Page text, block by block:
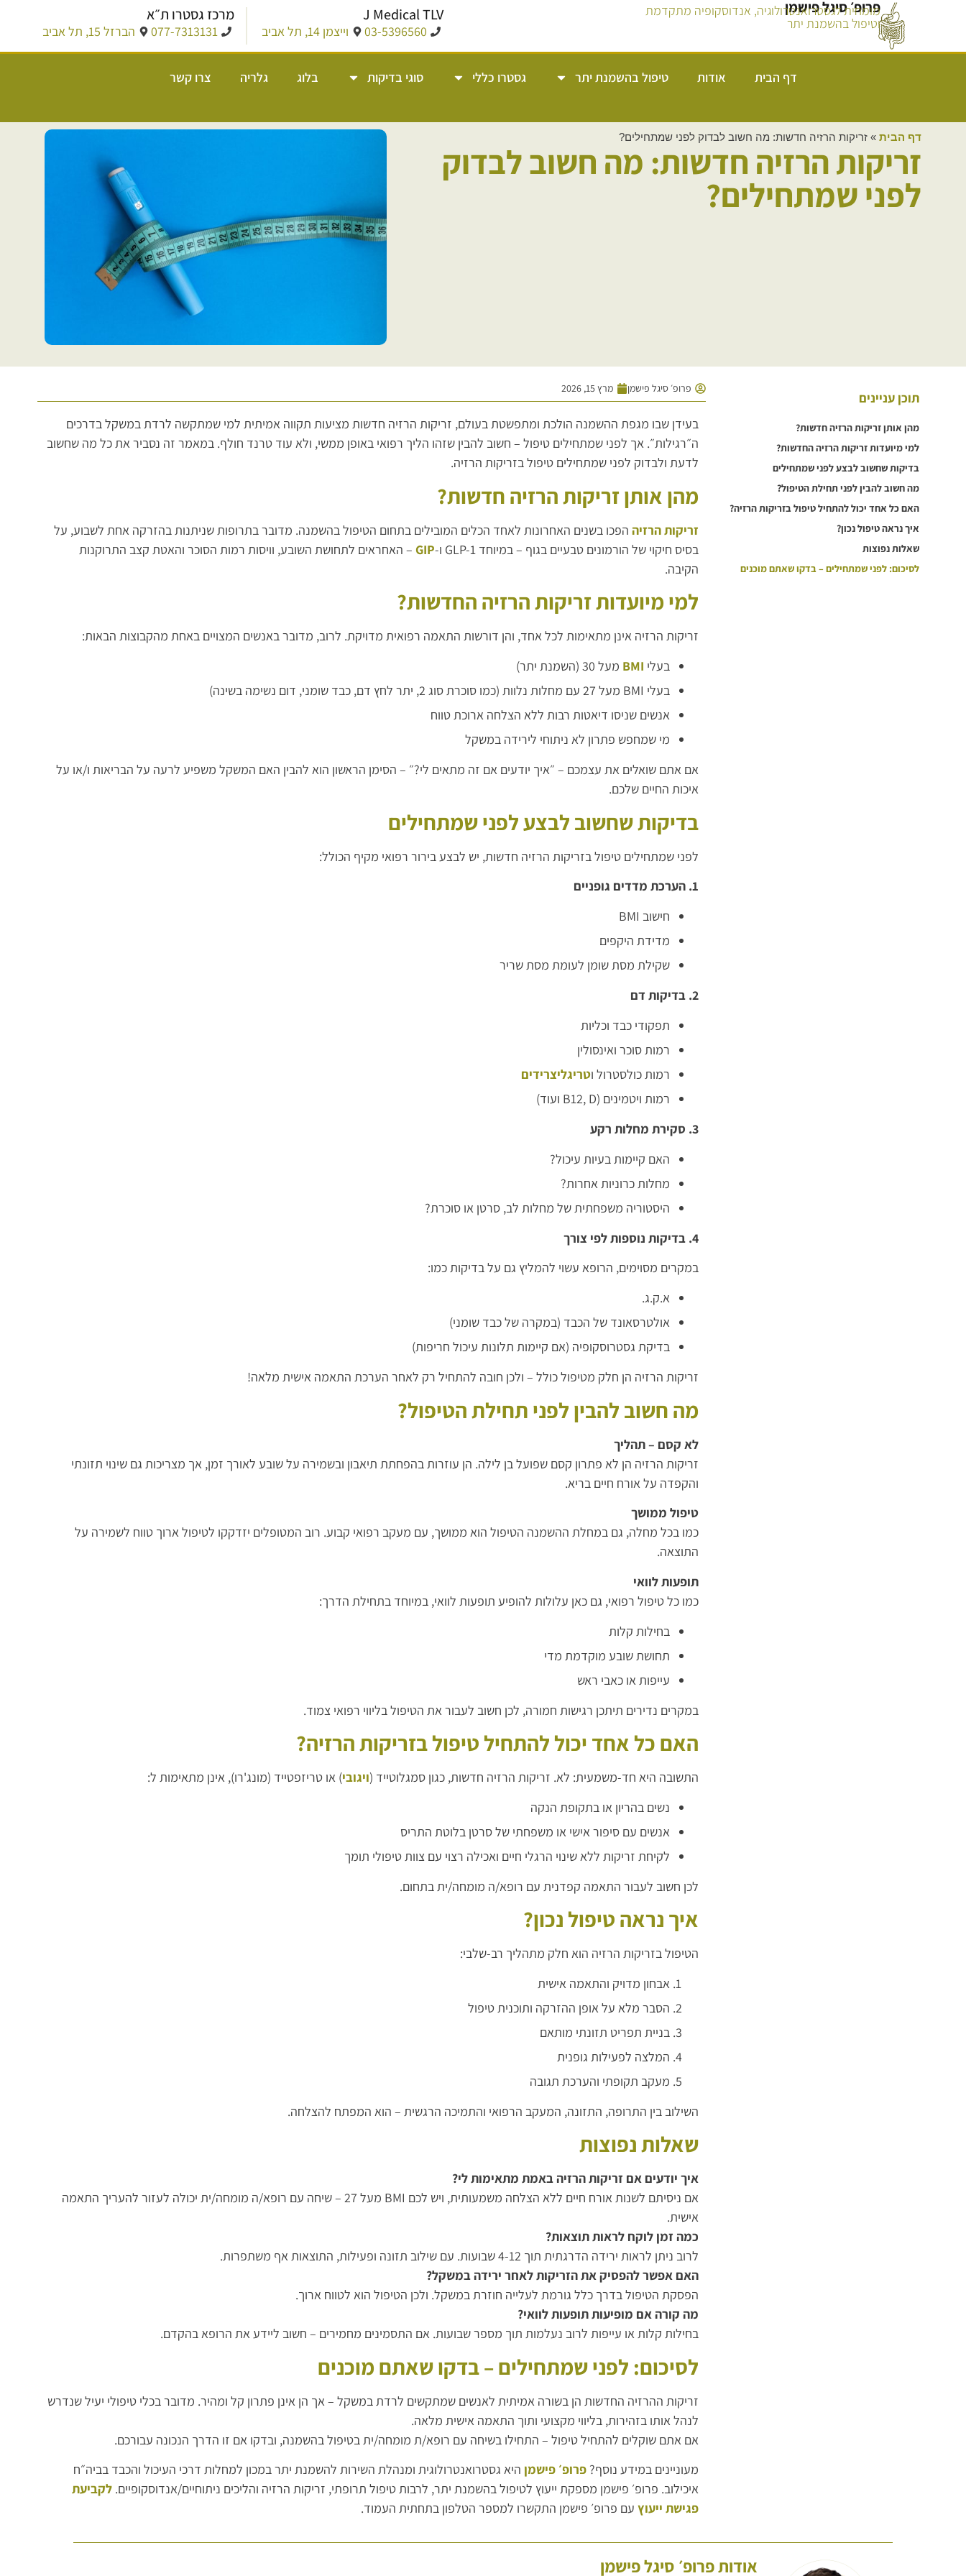
פרופ׳ סיגל פישמן
מומחית לגסטרואנטרולוגיה, אנדוסקופיה מתקדמת
וטיפול בהשמנת יתר מרכז גסטרו ת״א
077-7313131 הברזל 15, תל אביב
J Medical TLV
03-5396560 וייצמן 14, תל אביב
דף הבית אודות טיפול בהשמנת יתר גסטרו כללי סוגי בדיקות בלוג גלריה צרו קשר
דף הבית » זריקות הרזיה חדשות: מה חשוב לבדוק לפני שמתחילים?
זריקות הרזיה חדשות: מה חשוב לבדוק
לפני שמתחילים?
תוכן עניינים
מהן אותן זריקות הרזיה חדשות?
למי מיועדות זריקות הרזיה החדשות?
בדיקות שחשוב לבצע לפני שמתחילים
מה חשוב להבין לפני תחילת הטיפול?
האם כל אחד יכול להתחיל טיפול בזריקות הרזיה?
איך נראה טיפול נכון?
שאלות נפוצות
לסיכום: לפני שמתחילים – בדקו שאתם מוכנים
פרופ׳ סיגל פישמן מרץ 15, 2026
בעידן שבו מגפת ההשמנה הולכת ומתפשטת בעולם, זריקות הרזיה חדשות מציעות תקווה אמיתית למי שמתקשה לרדת במשקל בדרכים
ה״רגילות״. אך לפני שמתחילים טיפול – חשוב להבין שזהו הליך רפואי באופן ממשי, ולא עוד טרנד חולף. במאמר זה נסביר את כל מה שחשוב
לדעת ולבדוק לפני שמתחילים טיפול בזריקות הרזיה.
מהן אותן זריקות הרזיה חדשות?
זריקות הרזיה הפכו בשנים האחרונות לאחד הכלים המובילים בתחום הטיפול בהשמנה. מדובר בתרופות שניתנות בהזרקה אחת לשבוע, על
בסיס חיקוי של הורמונים טבעיים בגוף – במיוחד GLP-1 ו-
GIP – האחראים לתחושת השובע, וויסות רמות הסוכר והאטת קצב התרוקנות
הקיבה.
למי מיועדות זריקות הרזיה החדשות?
זריקות הרזיה אינן מתאימות לכל אחד, והן דורשות התאמה רפואית מדויקת. לרוב, מדובר באנשים המצויים באחת מהקבוצות הבאות:
בעלי BMI מעל 30 (השמנת יתר)
בעלי BMI מעל 27 עם מחלות נלוות (כמו סוכרת סוג 2, יתר לחץ דם, כבד שומני, דום נשימה בשינה)
אנשים שניסו דיאטות רבות ללא הצלחה ארוכת טווח
מי שמחפש פתרון לא ניתוחי לירידה במשקל
אם אתם שואלים את עצמכם – ״איך יודעים אם זה מתאים לי?״ – הסימן הראשון הוא להבין האם המשקל משפיע לרעה על הבריאות ו/או על
איכות החיים שלכם.
בדיקות שחשוב לבצע לפני שמתחילים
לפני שמתחילים טיפול בזריקות הרזיה חדשות, יש לבצע בירור רפואי מקיף הכולל:
1. הערכת מדדים גופניים
חישוב BMI
מדידת היקפים
שקילת מסת שומן לעומת מסת שריר
2. בדיקות דם
תפקודי כבד וכליות
רמות סוכר ואינסולין
רמות כולסטרול וטריגליצרידים
רמות ויטמינים (B12, D ועוד)
3. סקירת מחלות רקע
האם קיימות בעיות עיכול?
מחלות כרוניות אחרות?
היסטוריה משפחתית של מחלות לב, סרטן או סוכרת?
4. בדיקות נוספות לפי צורך
במקרים מסוימים, הרופא עשוי להמליץ גם על בדיקות כמו:
א.ק.ג.
אולטרסאונד של הכבד (במקרה של כבד שומני)
בדיקת גסטרוסקופיה (אם קיימות תלונות עיכול חריפות)
זריקות הרזיה הן חלק מטיפול כולל – ולכן חובה להתחיל רק לאחר הערכת התאמה אישית מלאה!
מה חשוב להבין לפני תחילת הטיפול?
לא קסם – תהליך
זריקות הרזיה הן לא פתרון קסם שפועל בן לילה. הן עוזרות בהפחתת תיאבון ובשמירה על שובע לאורך זמן, אך מצריכות גם שינוי תזונתי
והקפדה על אורח חיים בריא.
טיפול ממושך
כמו בכל מחלה, גם במחלת ההשמנה הטיפול הוא ממושך, עם מעקב רפואי קבוע. רוב המטופלים יזדקקו לטיפול ארוך טווח לשמירה על
התוצאה.
תופעות לוואי
כמו כל טיפול רפואי, גם כאן עלולות להופיע תופעות לוואי, במיוחד בתחילת הדרך:
בחילות קלות
תחושת שובע מוקדמת מדי
עייפות או כאבי ראש
במקרים נדירים תיתכן רגישות חמורה, לכן חשוב לעבור את הטיפול בליווי רפואי צמוד.
האם כל אחד יכול להתחיל טיפול בזריקות הרזיה?
התשובה היא חד-משמעית: לא. זריקות הרזיה חדשות, כגון סמגלוטייד (ויגובי) או טריזפטייד (מונג'רו), אינן מתאימות ל:
נשים בהריון או בתקופת הנקה
אנשים עם סיפור אישי או משפחתי של סרטן בלוטת התריס
לקיחת זריקות ללא שינוי הרגלי חיים ואכילה רצוי עם צוות טיפולי תומך
לכן חשוב לעבור התאמה קפדנית עם רופא/ה מומחה/ית בתחום.
איך נראה טיפול נכון?
הטיפול בזריקות הרזיה הוא חלק מתהליך רב-שלבי:
אבחון מדויק והתאמה אישית
הסבר מלא על אופן ההזרקה ותוכנית טיפול
בניית תפריט תזונתי מותאם
המלצה לפעילות גופנית
מעקב תקופתי והערכת תגובה
השילוב בין התרופה, התזונה, המעקב הרפואי והתמיכה הרגשית – הוא המפתח להצלחה.
שאלות נפוצות
איך יודעים אם זריקות הרזיה באמת מתאימות לי?
אם ניסיתם לשנות אורח חיים ללא הצלחה משמעותית, ויש לכם BMI מעל 27 – שיחה עם רופא/ה מומחה/ית יכולה לעזור להעריך התאמה
אישית.
כמה זמן לוקח לראות תוצאות?
לרוב ניתן לראות ירידה הדרגתית תוך 4-12 שבועות. עם שילוב תזונה ופעילות, התוצאות אף משתפרות.
האם אפשר להפסיק את הזריקות לאחר ירידה במשקל?
הפסקת הטיפול בדרך כלל גורמת לעלייה חוזרת במשקל. ולכן הטיפול הוא לטווח ארוך.
מה קורה אם מופיעות תופעות לוואי?
בחילות קלות או עייפות לרוב נעלמות תוך מספר שבועות. אם התסמינים מחמירים – חשוב ליידע את הרופא בהקדם.
לסיכום: לפני שמתחילים – בדקו שאתם מוכנים
זריקות ההרזיה החדשות הן בשורה אמיתית לאנשים שמתקשים לרדת במשקל – אך הן אינן פתרון קל ומהיר. מדובר בכלי טיפולי יעיל שנדרש
לנהל אותו בזהירות, בליווי מקצועי ותוך התאמה אישית מלאה.
אם אתם שוקלים להתחיל טיפול – התחילו בשיחה עם רופא/ת מומחה/ית בטיפול בהשמנה, ובדקו אם זו הדרך הנכונה עבורכם.
מעוניינים במידע נוסף? פרופ׳ פישמן היא גסטרואנטרולוגית ומנהלת השירות להשמנת יתר במכון למחלות דרכי העיכול והכבד בביה״ח
איכילוב. פרופ׳ פישמן מספקת ייעוץ לטיפול בהשמנת יתר, לרבות טיפול תרופתי, זריקות הרזיה והליכים ניתוחיים/אנדוסקופיים. לקביעת
פגישת ייעוץ עם פרופ׳ פישמן התקשרו למספר הטלפון בתחתית העמוד.
אודות פרופ׳ סיגל פישמן